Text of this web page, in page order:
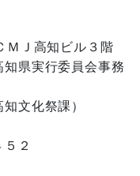
ＭＪ高知ビル３階
県実行委員会事務
文化祭課）
２